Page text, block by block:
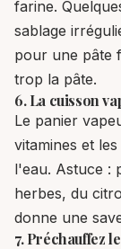
farine.
sablage
pour une pâte
trop la pâte.
6. La cuisson
Le panier
vitamines et
l'eau. Astuce :
herbes, du
donne une
7. Préchauffez